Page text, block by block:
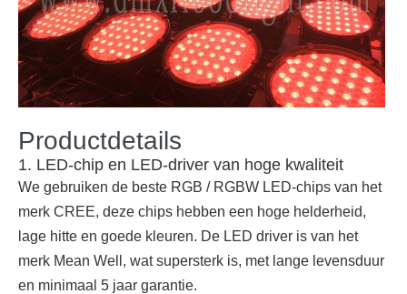
Productdetails
1. LED-chip en LED-driver van hoge kwaliteit
We gebruiken de beste RGB / RGBW LED-chips van het
merk CREE, deze chips hebben een hoge helderheid,
lage hitte en goede kleuren. De LED driver is van het
merk Mean Well, wat supersterk is, met lange levensduur
en minimaal 5 jaar garantie.